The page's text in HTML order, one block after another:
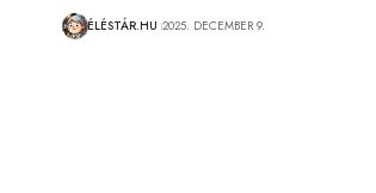
ÉLÉSTÁR.HU 2025. DECEMBER 9.